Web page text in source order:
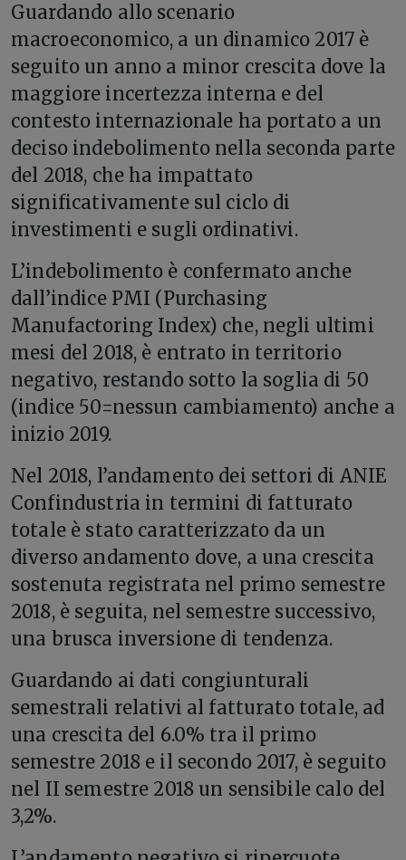
Guardando allo scenario
macroeconomico, a un dinamico 2017 è
seguito un anno a minor crescita dove la
maggiore incertezza interna e del
contesto internazionale ha portato a un
deciso indebolimento nella seconda parte
del 2018, che ha impattato
significativamente sul ciclo di
investimenti e sugli ordinativi.
L’indebolimento è confermato anche
dall’indice PMI (Purchasing
Manufactoring Index) che, negli ultimi
mesi del 2018, è entrato in territorio
negativo, restando sotto la soglia di 50
(indice 50=nessun cambiamento) anche a
inizio 2019.
Nel 2018, l’andamento dei settori di ANIE
Confindustria in termini di fatturato
totale è stato caratterizzato da un
diverso andamento dove, a una crescita
sostenuta registrata nel primo semestre
2018, è seguita, nel semestre successivo,
una brusca inversione di tendenza.
Guardando ai dati congiunturali
semestrali relativi al fatturato totale, ad
una crescita del 6.0% tra il primo
semestre 2018 e il secondo 2017, è seguito
nel II semestre 2018 un sensibile calo del
3,2%.